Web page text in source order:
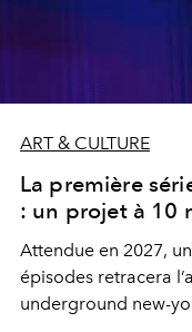
ART & CULTURE
La première
: un projet à 10
Attendue en 2027,
épisodes retracera
underground new-